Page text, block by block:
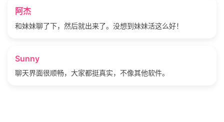
阿杰
和妹妹聊了下，然后就出来了。没想到妹妹活这么好！
Sunny
聊天界面很顺畅，大家都挺真实，不像其他软件。